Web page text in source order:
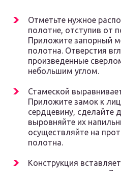
Отметьте нужное
полотне, отступив от
Приложите запорный
полотна. Отверстия
произведенные
небольшим углом.
Стамеской
Приложите замок к
сердцевину, сделайте
выровняйте их
осуществляйте на
полотна.
Конструкция